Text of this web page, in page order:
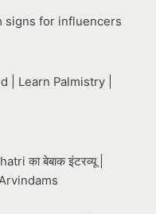
signs for influencers
| Learn Palmistry |
का बेबाक इंटरव्यू |